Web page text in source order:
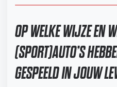
OP WELKE WIJZE EN
(SPORT)AUTO’S
GESPEELD IN JOUW